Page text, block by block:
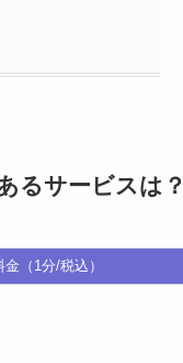
るサービスは？
金（1分/税込）